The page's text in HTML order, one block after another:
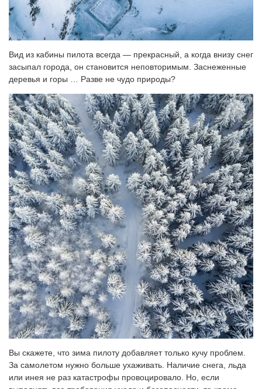
Вид из кабины пилота всегда — прекрасный, а когда внизу снег
засыпал города, он становится неповторимым. Заснеженные
деревья и горы … Разве не чудо природы?
Вы скажете, что зима пилоту добавляет только кучу проблем.
За самолетом нужно больше ухаживать. Наличие снега, льда
или инея не раз катастрофы провоцировало. Но, если